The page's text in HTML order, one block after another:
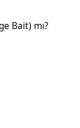
Bait) mı?